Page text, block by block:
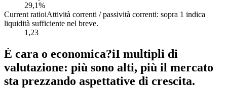
29,1%
Current ratioiAttività correnti / passività correnti: sopra 1 indica
liquidità sufficiente nel breve.
1,23
È cara o economica?iI multipli di
valutazione: più sono alti, più il mercato
sta prezzando aspettative di crescita.